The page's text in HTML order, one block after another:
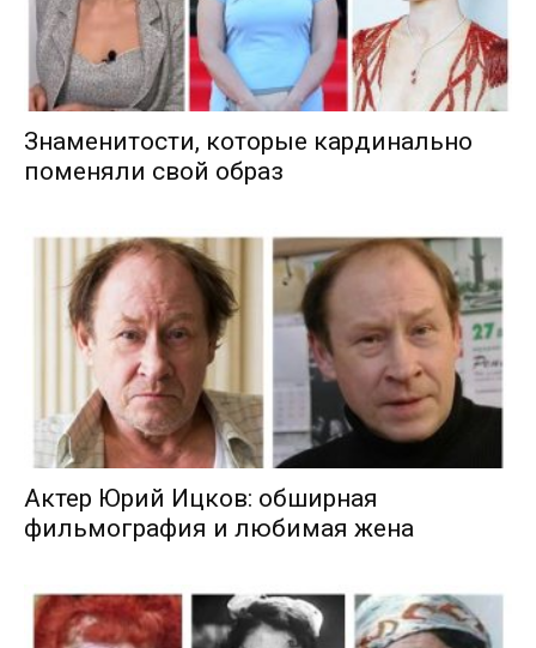
Знаменитости, которые кардинально
поменяли свой образ
Актер Юрий Ицков: обширная
фильмография и любимая жена